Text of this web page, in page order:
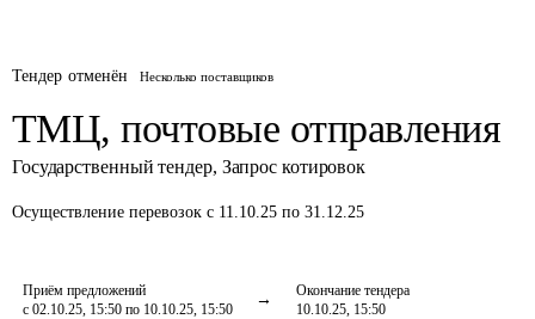
Тендер отменён Несколько поставщиков
ТМЦ, почтовые отправления
Государственный тендер, Запрос котировок
Осуществление перевозок с 11.10.25 по 31.12.25
Приём предложений
с 02.10.25, 15:50 по 10.10.25, 15:50
Окончание тендера
10.10.25, 15:50